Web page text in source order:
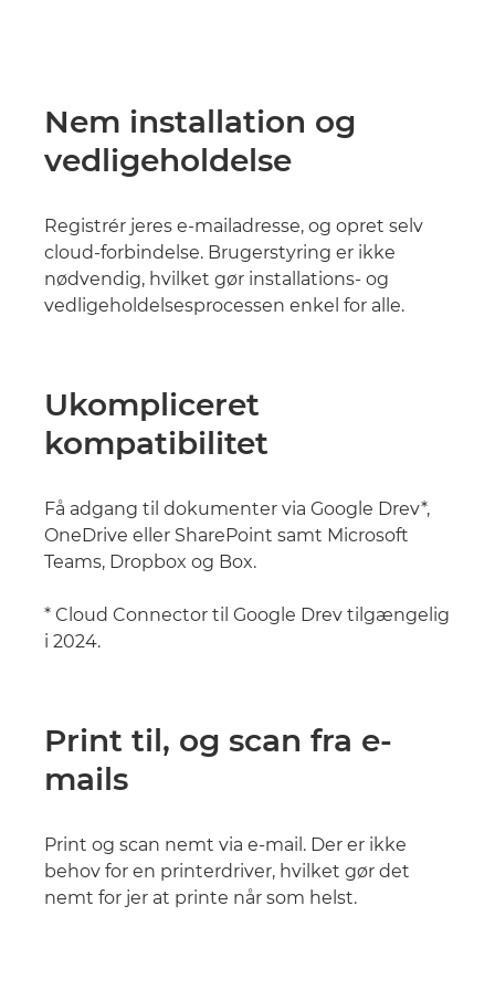
Nem installation og
vedligeholdelse
Registrér jeres e-mailadresse, og opret selv
cloud-forbindelse. Brugerstyring er ikke
nødvendig, hvilket gør installations- og
vedligeholdelsesprocessen enkel for alle.
Ukompliceret
kompatibilitet
Få adgang til dokumenter via Google Drev*,
OneDrive eller SharePoint samt Microsoft
Teams, Dropbox og Box.
* Cloud Connector til Google Drev tilgængelig
i 2024.
Print til, og scan fra e-
mails
Print og scan nemt via e-mail. Der er ikke
behov for en printerdriver, hvilket gør det
nemt for jer at printe når som helst.